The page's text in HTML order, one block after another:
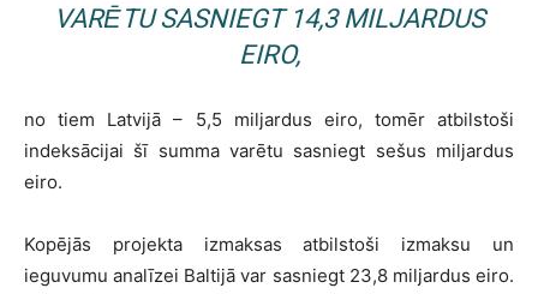
VARĒTU SASNIEGT 14,3 MILJARDUS
EIRO,
no tiem Latvijā – 5,5 miljardus eiro, tomēr atbilstoši
indeksācijai šī summa varētu sasniegt sešus miljardus
eiro.
Kopējās projekta izmaksas atbilstoši izmaksu un
ieguvumu analīzei Baltijā var sasniegt 23,8 miljardus eiro.